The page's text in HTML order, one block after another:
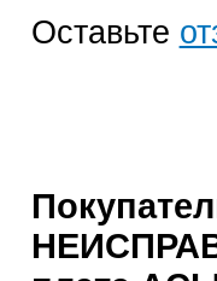
Оставьте